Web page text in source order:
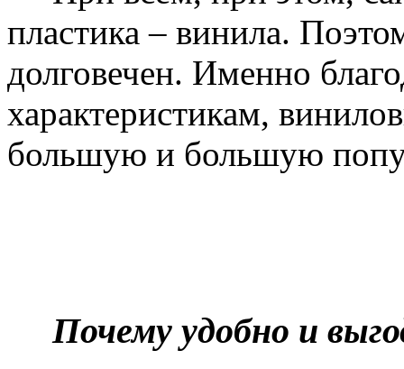
пластика – винила.
долговечен. Именно
характеристикам,
большую и большую
Почему удобно и